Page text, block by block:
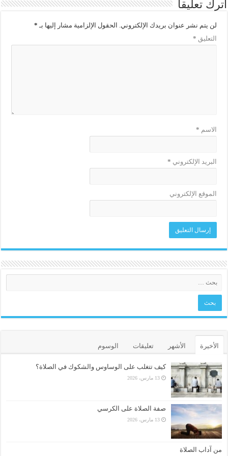
اترك تعليقاً
لن يتم نشر عنوان بريدك الإلكتروني. الحقول الإلزامية مشار إليها بـ *
التعليق *
الاسم *
البريد الإلكتروني *
الموقع الإلكتروني
الأخيرة الأشهر تعليقات الوسوم
كيف تتغلب على الوساوس والشكوك في الصلاة؟
13 مارس، 2026
صفة الصلاة على الكرسي
13 مارس، 2026
من آداب الصلاة